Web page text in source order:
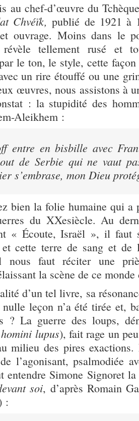
au chef-d’œuvre du
Chvéïk,publié de 1921 à
ouvrage. Moins dans le
tellement rusé et
le ton, le style, cette
un rire étouffé ou une
œuvres, nous assistons à
: la stupidité des
Aleikhem :
entre en bisbille avec
de Serbie qui ne vaut
s’embrase, mon Dieu
bien la folie humaine qui a
du XXesiècle. Au
« Écoute, Israël », il faut
et cette terre de sang et de
nous faut réciter une
la scène de ce
d’un tel livre, sa
leçon n’a été tirée et,
? La guerre des loups,
lupus), fait rage un
milieu des pires
l’agonisant, psalmodiée
entendre Simone Signoret
soi, d’après Romain
: